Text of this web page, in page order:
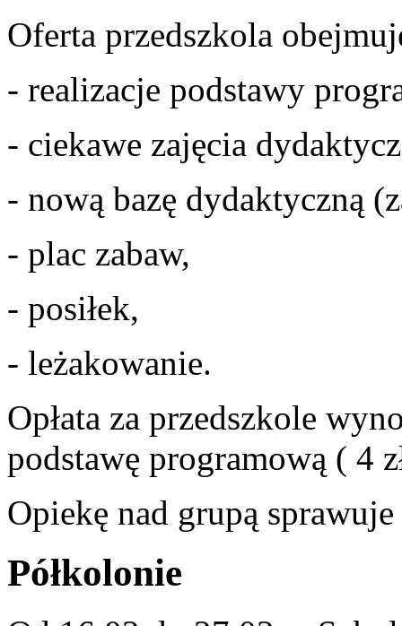
Oferta przedszkola
- realizacje podstawy
- ciekawe zajęcia
- nową bazę dydaktyczną
- plac zabaw,
- posiłek,
- leżakowanie.
Opłata za przedszkole
podstawę programową ( 4
Opiekę nad grupą
Półkolonie